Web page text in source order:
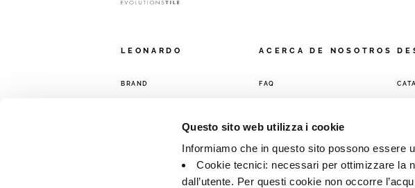
Questo sito web utilizza i cookie
Informiamo che in questo sito possono essere
Cookie tecnici: necessari per ottimizzare la
dall’utente. Per questi cookie non occorre
LEONARDO
BRAND
ACERCA DE NOSOTROS
FAQ